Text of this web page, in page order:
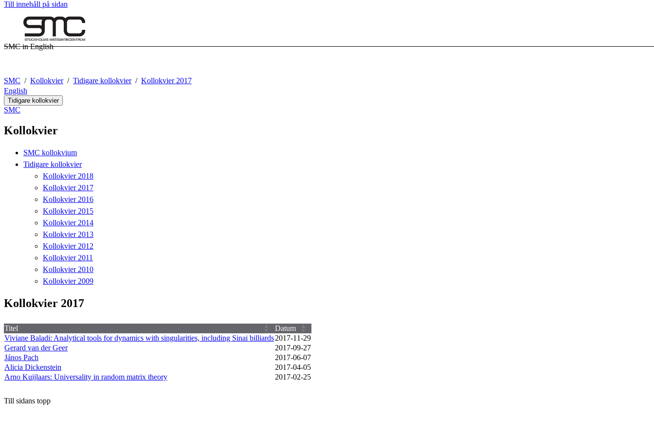
Till innehåll på sidan
SMC in English
SMC Kollokvier Tidigare kollokvier
Kollokvier 2017
English
Tidigare kollokvier
SMC
Kollokvier
SMC kollokvium
Tidigare kollokvier
Kollokvier 2018
Kollokvier 2017
Kollokvier 2016
Kollokvier 2015
Kollokvier 2014
Kollokvier 2013
Kollokvier 2012
Kollokvier 2011
Kollokvier 2010
Kollokvier 2009
Kollokvier 2017
Titel
Datum
Viviane Baladi: Analytical tools for dynamics with singularities, including Sinai billiards2017‑11‑29
Gerard van der Geer
2017‑09‑27
János Pach
2017‑06‑07
Alicia Dickenstein
2017‑04‑05
Arno Kuijlaars: Universality in random matrix theory
2017‑02‑25
Till sidans topp